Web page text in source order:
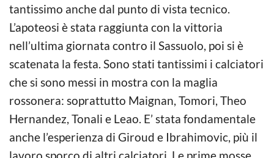
tantissimo anche dal punto di vista tecnico.
L’apoteosi è stata raggiunta con la vittoria
nell’ultima giornata contro il Sassuolo, poi si è
scatenata la festa. Sono stati tantissimi i calciatori
che si sono messi in mostra con la maglia
rossonera: soprattutto Maignan, Tomori, Theo
Hernandez, Tonali e Leao. E’ stata fondamentale
anche l’esperienza di Giroud e Ibrahimovic, più il
lavoro sporco di altri calciatori. Le prime mosse